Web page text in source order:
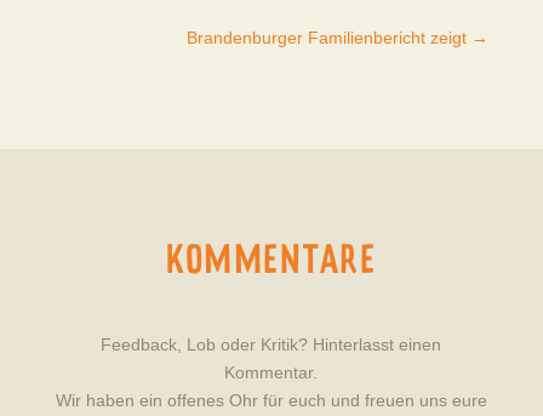
Brandenburger Familienbericht zeigt →
KOMMENTARE
Feedback, Lob oder Kritik? Hinterlasst einen
Kommentar.
Wir haben ein offenes Ohr für euch und freuen uns eure